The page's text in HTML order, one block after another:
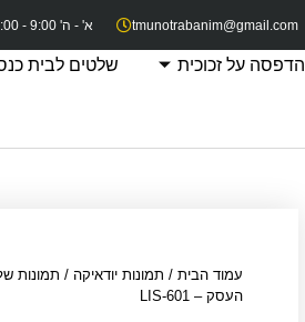
tmunotrabanim@gmail.com א' - ה' 9:00 - 16:00
הדפסה על זכוכית שלטים לבית
עמוד הבית / תמונות יודאיקה / תמונות
העסק – LIS-601